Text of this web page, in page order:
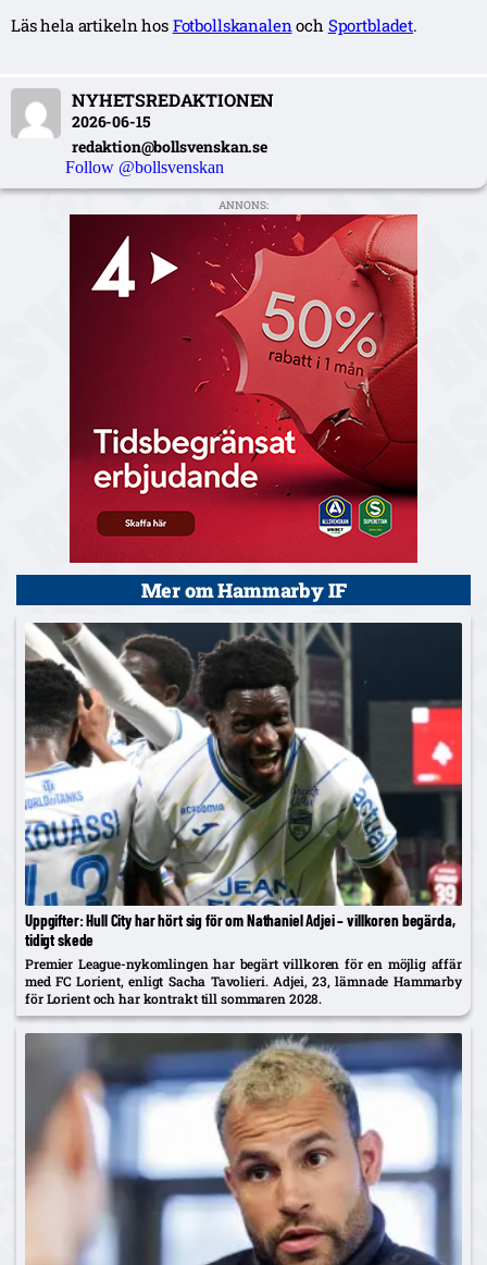
Läs hela artikeln hos Fotbollskanalenoch Sportbladet.
NYHETSREDAKTIONEN
2026-06-15
redaktion@bollsvenskan.se
Follow @bollsvenskan
ANNONS:
Mer om Hammarby IF
Uppgifter: Hull City har hört sig för om Nathaniel Adjei – villkoren begärda,
tidigt skede
Premier League-nykomlingen har begärt villkoren för en möjlig affär
med FC Lorient, enligt Sacha Tavolieri. Adjei, 23, lämnade Hammarby
för Lorient och har kontrakt till sommaren 2028.